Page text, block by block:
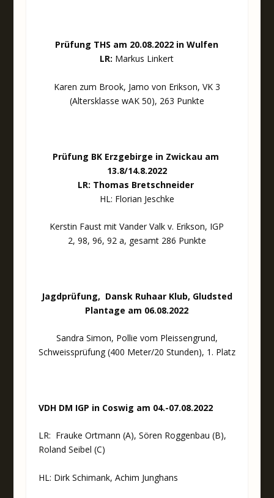
Prüfung THS am 20.08.2022 in Wulfen
LR: Markus Linkert
Karen zum Brook, Jamo von Erikson, VK 3
(Altersklasse wAK 50), 263 Punkte
Prüfung BK Erzgebirge in Zwickau am
13.8/14.8.2022
LR: Thomas Bretschneider
HL: Florian Jeschke
Kerstin Faust mit Vander Valk v. Erikson, IGP
2, 98, 96, 92 a, gesamt 286 Punkte
Jagdprüfung, Dansk Ruhaar Klub, Gludsted
Plantage am 06.08.2022
Sandra Simon, Pollie vom Pleissengrund,
Schweissprüfung (400 Meter/20 Stunden), 1. Platz
VDH DM IGP in Coswig am 04.-07.08.2022
LR: Frauke Ortmann (A), Sören Roggenbau (B),
Roland Seibel (C)
HL: Dirk Schimank, Achim Junghans